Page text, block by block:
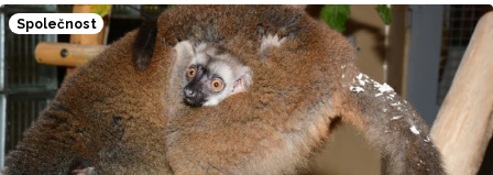
O 84 haléřů zdražila nafta, za litr teď řidiči dají průměrně
44,84 koruny. Podle údajů společnosti CCS, která ceny
sleduje, je benzin v současnosti o 7,73 koruny dražší než
před rokem, za naftu tehdy motoristé platili o 11,31
koruny méně.
Společnost